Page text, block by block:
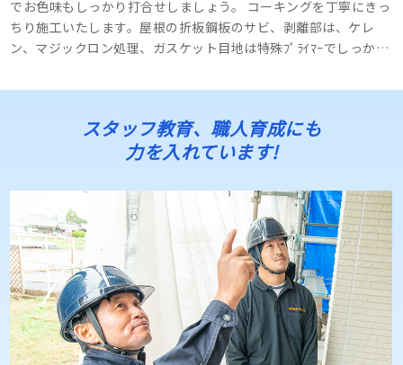
でお色味もしっかり打合せしましょう。 コーキングを丁寧にきっ
ちり施工いたします。屋根の折板鋼板のサビ、剥離部は、ケレ
ン、マジックロン処理、ガスケット目地は特殊ﾌﾟﾗｲﾏｰでしっかり
精一杯お仕事させていただきます！ ･･･
スタッフ教育、職人育成にも
力を入れています!